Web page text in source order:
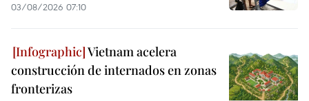
03/08/2026 07:10
Vietnam acelera
construcción de internados en zonas
fronterizas